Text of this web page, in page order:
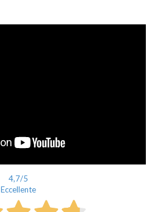
4,7/5
Eccellente